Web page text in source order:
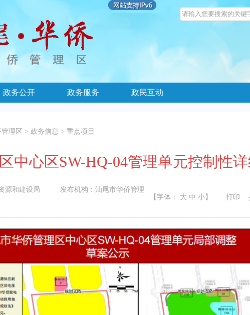
政务公开 政务服务 政民互动
理区 > 政务信息 > 重点项目
中心区SW-HQ-04管理单元控制性
源和建设局 发布机构： 汕尾市华侨管理
【字体： 大 中 小 】 打印